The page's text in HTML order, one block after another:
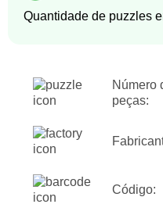
Quantidade de puzzles
Número
peças:
Código: